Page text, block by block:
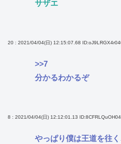
サザエ
20 : 2021/04/04(日) 12:15:07.68
>>7
分かるわかるぞ
8 : 2021/04/04(日) 12:12:01.13
やっぱり僕は王道を往